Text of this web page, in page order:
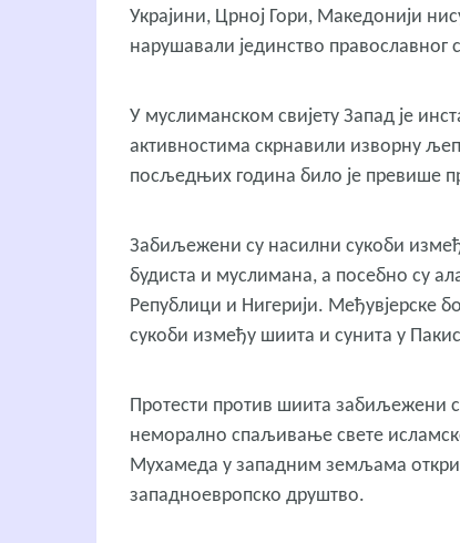
Украјини, Црној Гори, Македонији
нарушавали јединство православног
У муслиманском свијету Запад је
активностима скрнавили изворну
посљедњих година било је превише
Забиљежени су насилни сукоби
будиста и муслимана, а посебно су
Републици и Нигерији. Међувјерске
сукоби између шиита и сунита у
Протести против шиита забиљежени
неморално спаљивање свете
Мухамеда у западним земљама
западноевропско друштво.